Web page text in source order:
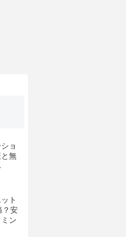
ョ
無
ト
？安
ン